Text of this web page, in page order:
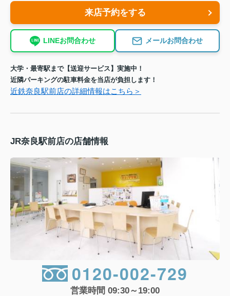
来店予約をする
LINEお問合わせ メールお問合わせ
大学・最寄駅まで【送迎サービス】実施中！
近隣パーキングの駐車料金を当店が負担します！
近鉄奈良駅前店の詳細情報はこちら＞
JR奈良駅前店の店舗情報
0120-002-729
営業時間 09:30～19:00